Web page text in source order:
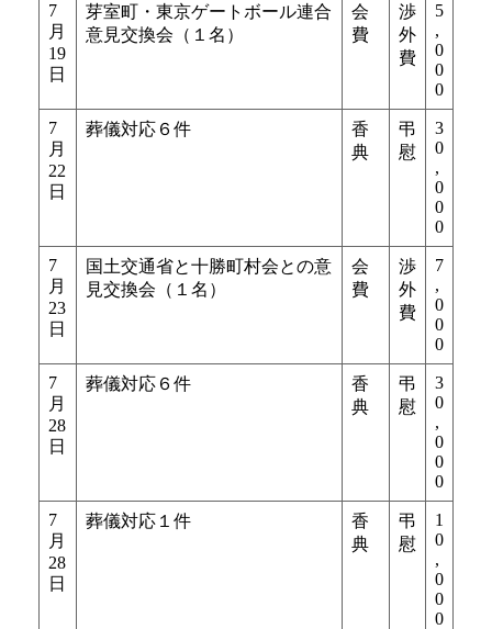
7
月
19
日
芽室町・東京ゲートボール連合
意見交換会（１名）
会
費
渉
外
費
5
,
0
0
0
7
月
22
日
葬儀対応６件
香
典
弔
慰
3
0
,
0
0
0
7
月
23
日
国土交通省と十勝町村会との意
見交換会（１名）
会
費
渉
外
費
7
,
0
0
0
7
月
28
日
葬儀対応６件
香
典
弔
慰
3
0
,
0
0
0
7
月
28
日
葬儀対応１件
香
典
弔
慰
1
0
,
0
0
0